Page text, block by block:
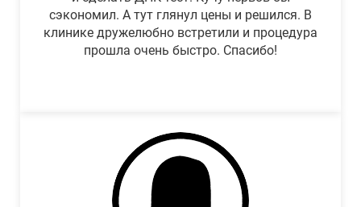
сэкономил. А тут глянул цены и решился. В
клинике дружелюбно встретили и процедура
прошла очень быстро. Спасибо!